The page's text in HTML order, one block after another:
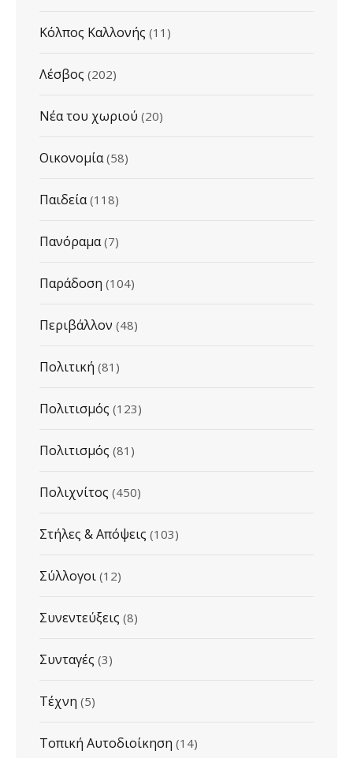
Κόλπος Καλλονής (11)
Λέσβος (202)
Νέα του χωριού (20)
Οικονομία(58)
Παιδεία(118)
Πανόραμα(7)
Παράδοση (104)
Περιβάλλον (48)
Πολιτική (81)
Πολιτισμός (123)
Πολιτισμός (81)
Πολιχνίτος (450)
Στήλες & Απόψεις (103)
Σύλλογοι (12)
Συνεντεύξεις (8)
Συνταγές (3)
Τέχνη (5)
Τοπική Αυτοδιοίκηση (14)